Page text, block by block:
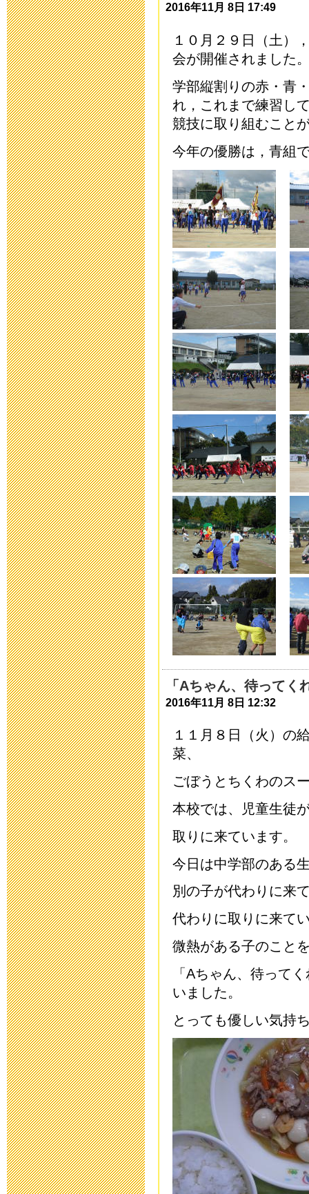
2016年3月 1日
第30回公開研
た
2016年2月27日
小学部 進路
2016年2月 2日
中学部 進路
2016年2月 1日
三重大学附属
次案内)
2016年1月 5日
第17回 ひろ
開催！
2015年11月13日
入学願書等，
2015年10月 1日
災害用伝言ダ
ついて
2015年9月28日
高等部 進路
2015年9月 9日
平成28年度
2015年9月 1日
三重大学附属
次案内)
2015年8月26日
平成27年度学
平成２７年度
2015年5月11日
災害用伝言ダ
ついて
2015年4月27日
入学説明会を
2015年2月20日
10月30日(木)
2016年11月 8日 17:49
１０月２９日（土）
会が開催されました
学部縦割りの赤・青
れ，これまで練習し
競技に取り組むこと
今年の優勝は，青組
「Aちゃん、待ってく
2016年11月 8日 12:32
１１月８日（火）の
菜、
ごぼうとちくわのス
本校では、児童生徒
取りに来ています。
今日は中学部のある
別の子が代わりに来
代わりに取りに来て
微熱がある子のこと
「Aちゃん、待って
いました。
とっても優しい気持